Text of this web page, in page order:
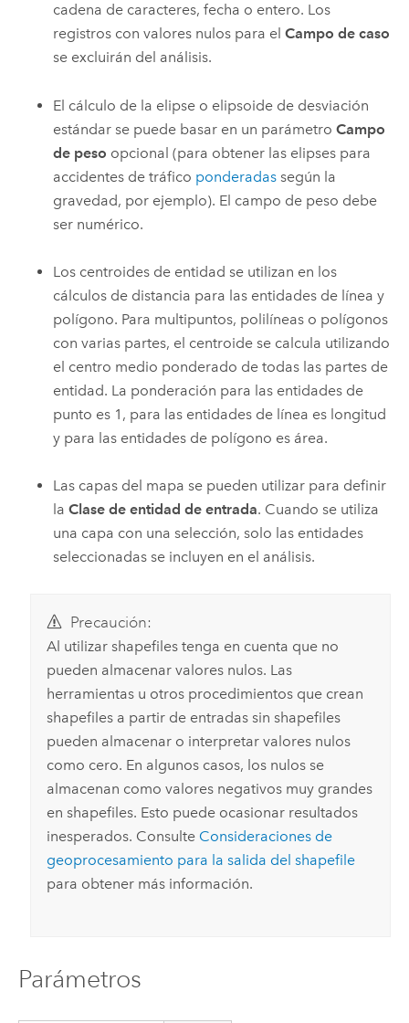
cadena de caracteres, fecha o entero. Los
registros con valores nulos para elCampo de caso
se excluirán del análisis.
El cálculo de la elipse o elipsoide de desviación
estándar se puede basar en un parámetroCampo
de peso opcional (para obtener las elipses para
accidentes de tráfico ponderadas según la
gravedad, por ejemplo). El campo de peso debe
ser numérico.
Los centroides de entidad se utilizan en los
cálculos de distancia para las entidades de línea y
polígono. Para multipuntos, polilíneas o polígonos
con varias partes, el centroide se calcula utilizando
el centro medio ponderado de todas las partes de
entidad. La ponderación para las entidades de
punto es 1, para las entidades de línea es longitud
y para las entidades de polígono es área.
Las capas del mapa se pueden utilizar para definir
laClase de entidad de entrada. Cuando se utiliza
una capa con una selección, solo las entidades
seleccionadas se incluyen en el análisis.
Precaución:
Al utilizar shapefiles tenga en cuenta que no
pueden almacenar valores nulos. Las
herramientas u otros procedimientos que crean
shapefiles a partir de entradas sin shapefiles
pueden almacenar o interpretar valores nulos
como cero. En algunos casos, los nulos se
almacenan como valores negativos muy grandes
en shapefiles. Esto puede ocasionar resultados
inesperados. Consulte Consideraciones de
geoprocesamiento para la salida del shapefile
para obtener más información.
Parámetros